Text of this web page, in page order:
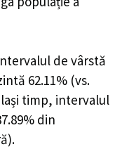
de vârstă
62.11% (vs.
timp, intervalul
din